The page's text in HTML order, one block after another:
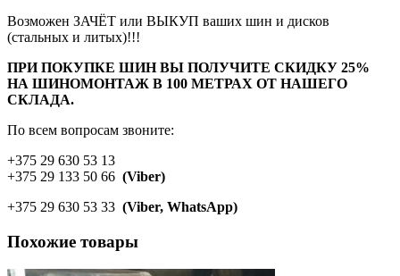
Возможен ЗАЧЁТ или ВЫКУП ваших шин и дисков
(стальных и литых)!!!
ПРИ ПОКУПКЕ ШИН ВЫ ПОЛУЧИТЕ СКИДКУ 25%
НА ШИНОМОНТАЖ В 100 МЕТРАХ ОТ НАШЕГО
СКЛАДА.
По всем вопросам звоните:
+375 29 630 53 13
+375 29 133 50 66 (Viber)
+375 29 630 53 33 (Viber, WhatsApp)
Похожие товары